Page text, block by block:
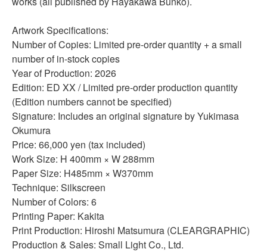
Artwork Specifications:
Number of Copies: Limited pre-order quantity + a small
number of in-stock copies
Year of Production: 2026
Edition: ED XX / Limited pre-order production quantity
(Edition numbers cannot be specified)
Signature: Includes an original signature by Yukimasa
Okumura
Price: 66,000 yen (tax included)
Work Size: H 400mm × W 288mm
Paper Size: H485mm × W370mm
Technique: Silkscreen
Number of Colors: 6
Printing Paper: Kakita
Print Production: Hiroshi Matsumura (CLEARGRAPHIC)
Production & Sales: Small Light Co., Ltd.